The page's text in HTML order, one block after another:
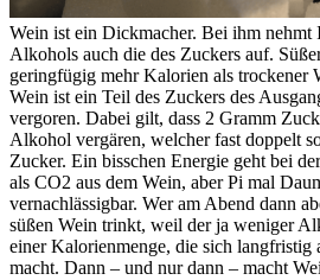
Wein ist ein Dickmacher. Bei ihm nehmt
Alkohols auch die des Zuckers auf.
geringfügig mehr Kalorien als trockener
Wein ist ein Teil des Zuckers des
vergoren. Dabei gilt, dass 2 Gramm
Alkohol vergären, welcher fast doppelt
Zucker. Ein bisschen Energie geht bei
als CO2 aus dem Wein, aber Pi mal
vernachlässigbar. Wer am Abend dann
süßen Wein trinkt, weil der ja weniger
einer Kalorienmenge, die sich langfristig
macht. Dann – und nur dann – macht